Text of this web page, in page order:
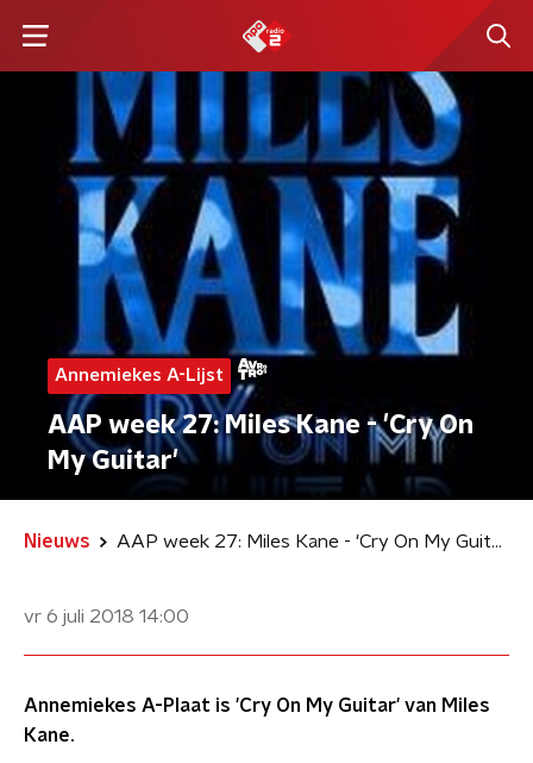
Annemiekes A-Lijst
AAP week 27: Miles Kane - 'Cry On
My Guitar'
Nieuws AAP week 27: Miles Kane - 'Cry On My Guitar'
vr 6 juli 2018 14:00
Annemiekes A-Plaat is 'Cry On My Guitar' van Miles
Kane.